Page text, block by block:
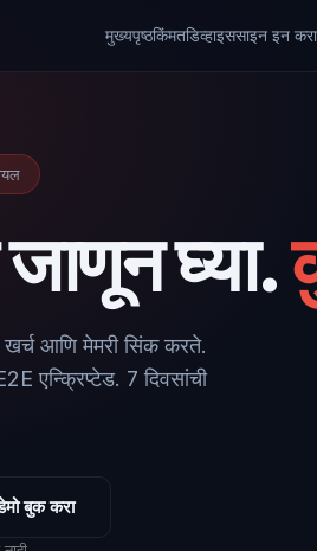
मुख्यपृष्ठकिंमतडिव्हाइससाइन इन करा
घ्या.
आणि मेमरी सिंक करते.
एन्क्रिप्टेड. 7 दिवसांची
बुक करा